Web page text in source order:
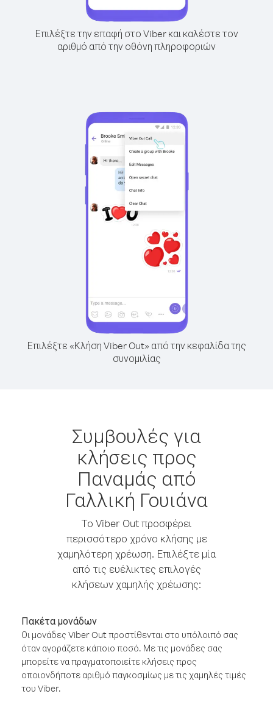
Επιλέξτε την επαφή στο Viber και καλέστε τον
αριθμό από την οθόνη πληροφοριών
Επιλέξτε «Κλήση Viber Out» από την κεφαλίδα της
συνομιλίας
Συμβουλές για
κλήσεις προς
Παναμάς από
Γαλλική Γουιάνα
Το Viber Out προσφέρει
περισσότερο χρόνο κλήσης με
χαμηλότερη χρέωση. Επιλέξτε μία
από τις ευέλικτες επιλογές
κλήσεων χαμηλής χρέωσης:
Πακέτα μονάδων
Οι μονάδες Viber Out προστίθενται στο υπόλοιπό σας
όταν αγοράζετε κάποιο ποσό. Με τις μονάδες σας
μπορείτε να πραγματοποιείτε κλήσεις προς
οποιονδήποτε αριθμό παγκοσμίως με τις χαμηλές τιμές
του Viber.